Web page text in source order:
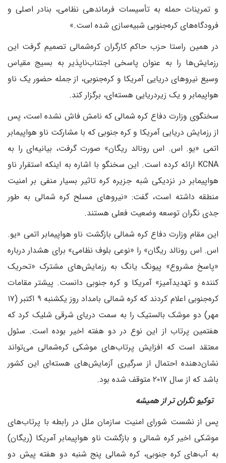
و تمرینات حمله به تأسیسات فرماندهی نظامی، بنادر اصلی و
فرودگاه‌های کره‌جنوبی شبیه‌سازی شده است.»
در همین راستا حزب حاکم کارگران کره‌شمالی تصمیم گرفت این
رزمایش‌ها را به عنوان پاسخی اجتناب‌ناپذیر به بسیج مقیاس
وسیع نیروهای دریایی آمریکا و کره‌جنوبی، از جمله حضور یک ناو
هواپیمابر و یک زیردریایی هسته‌ای، برگزار کند.
سخنگوی وزارت دفاع کره شمالی که نامش فاش نشده است، پس
از رزمایش دریایی آمریکا و کره جنوبی که با مشارکت ناو هواپیمابر
اتمی «یو. اس. اس رونالد ریگان» صورت گرفت، بیانیه‌ای را به
KCNA ارائه کرده است. این سخنگو با اشاره به اینکه استقرار ناو
هواپیمابر در نزدیکی شبه جزیره کره تاثیر بسیار منفی بر امنیت
منطقه داشته است، گفت: «نیروهای مسلح کره شمالی به طور
جدی نگران توسعه وضعیت فعلی هستند.
این مقام وزارت دفاع کره شمالی بازگشت ناو هواپیمابر اتمی «یو.
اس. اس رونالد ریگان» را «نوعی بلوف نظامی» برای هشدار درباره
«پاسخ مشروع» پیونگ یانگ به رزمایش‌های مشترک «تحریک
کننده و تهدیدآمیز» آمریکا و کره جنوبی دانست. پیشتر مقامات
کره‌جنوبی اعلام کردند که کره شمالی بامداد روز یکشنبه ۹ اکتبر (۱۷
مهر) دو موشک بالستیک را به سمت دریای شرقی شلیک کرد که
هفتمین پرتاب از این نوع در دو هفته اخیر بوده است. سئول
معتقد است که افزایش پرتاب‌های موشکی کره‌شمالی می‌تواند
نشان‌دهنده احتمال از سرگیری آزمایش‌های هسته‌ای این کشور
باشد که از سال ۲۰۱۷ متوقف شده بود.
توکیو نگران تر از همیشه
پس از نشست شورای امنیت سازمان ملل در رابطه با پرتاب‌های
موشکی اخیر کره شمالی و بازگشت ناو هواپیمابر آمریکا (ریگان)
به آب‌های کره جنوبی، کره شمالی پنج شنبه دو هفته پیش دو